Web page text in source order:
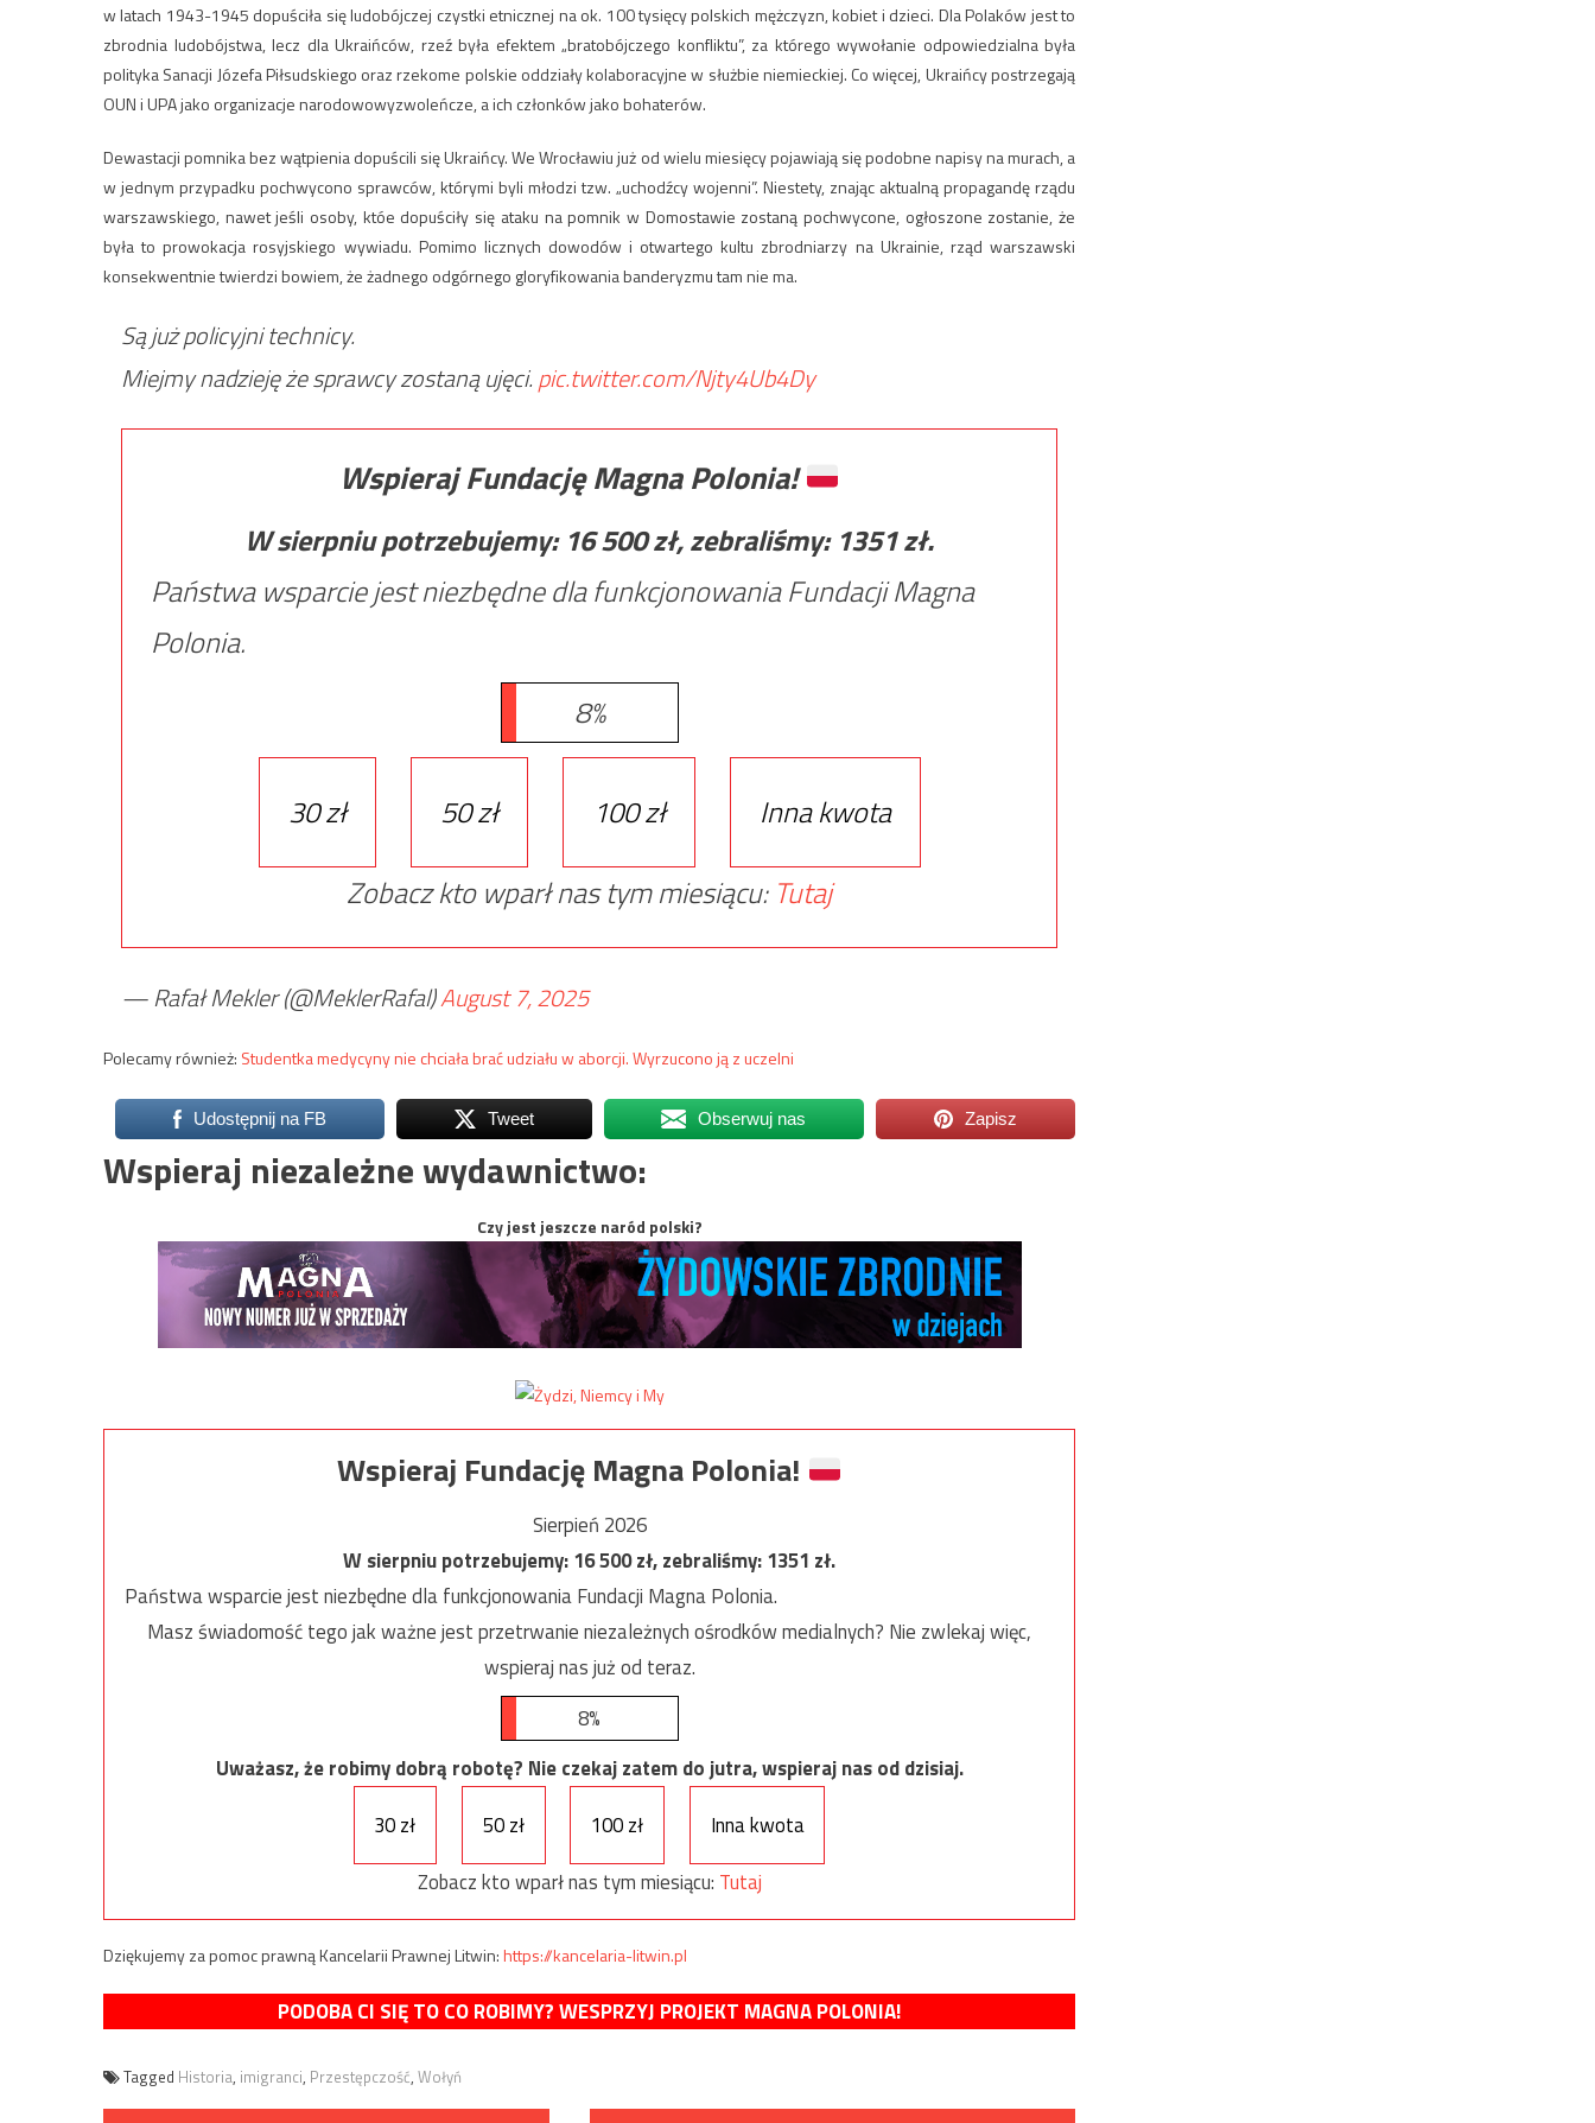
w latach 1943-1945 dopuściła się ludobójczej czystki etnicznej na ok. 100 tysięcy polskich mężczyzn, kobiet i dzieci. Dla Polaków jest to
zbrodnia ludobójstwa, lecz dla Ukraińców, rzeź była efektem „bratobójczego konfliktu”, za którego wywołanie odpowiedzialna była
polityka Sanacji Józefa Piłsudskiego oraz rzekome polskie oddziały kolaboracyjne w służbie niemieckiej. Co więcej, Ukraińcy postrzegają
OUN i UPA jako organizacje narodowowyzwoleńcze, a ich członków jako bohaterów.
Dewastacji pomnika bez wątpienia dopuścili się Ukraińcy. We Wrocławiu już od wielu miesięcy pojawiają się podobne napisy na murach, a
w jednym przypadku pochwycono sprawców, którymi byli młodzi tzw. „uchodźcy wojenni”. Niestety, znając aktualną propagandę rządu
warszawskiego, nawet jeśli osoby, któe dopuściły się ataku na pomnik w Domostawie zostaną pochwycone, ogłoszone zostanie, że
była to prowokacja rosyjskiego wywiadu. Pomimo licznych dowodów i otwartego kultu zbrodniarzy na Ukrainie, rząd warszawski
konsekwentnie twierdzi bowiem, że żadnego odgórnego gloryfikowania banderyzmu tam nie ma.
Są już policyjni technicy.
Miejmy nadzieję że sprawcy zostaną ujęci.pic.twitter.com/Njty4Ub4Dy
Wspieraj Fundację Magna Polonia!
W sierpniu potrzebujemy: 16 500zł, zebraliśmy: 1351zł.
Państwa wsparcie jest niezbędne dla funkcjonowania Fundacji Magna
Polonia.
8%
30 zł 50 zł 100 zł
Inna kwota
Zobacz kto wparł nas tym miesiącu: Tutaj
— Rafał Mekler (@MeklerRafal)August 7, 2025
Polecamy również: Studentka medycyny nie chciała brać udziału w aborcji. Wyrzucono ją z uczelni
Udostępnij na FB Tweet Obserwuj nas Zapisz
Wspieraj niezależne wydawnictwo:
Czy jest jeszcze naród polski?
Wspieraj Fundację Magna Polonia!
Sierpień 2026
W sierpniu potrzebujemy:16 500zł, zebraliśmy:1351 zł.
Państwa wsparcie jest niezbędne dla funkcjonowania Fundacji Magna Polonia.
Masz świadomość tego jak ważne jest przetrwanie niezależnych ośrodków medialnych? Nie zwlekaj więc,
wspieraj nas już od teraz.
8%
Uważasz, że robimy dobrą robotę? Nie czekaj zatem do jutra, wspieraj nas od dzisiaj.
30 zł
50 zł 100 zł
Inna kwota
Zobacz kto wparł nas tym miesiącu: Tutaj
Dziękujemy za pomoc prawną Kancelarii Prawnej Litwin:https://kancelaria-litwin.pl
PODOBA CI SIĘ TO CO ROBIMY? WESPRZYJ PROJEKT MAGNA POLONIA!
Tagged Historia, imigranci, Przestępczość, Wołyń